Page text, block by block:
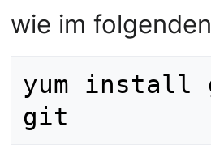
wie im
yum install